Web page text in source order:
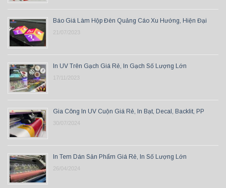
Báo Giá Làm Hộp Đèn Quảng Cáo Xu Hướng, Hiện Đại
21/07/2023
In UV Trên Gạch Giá Rẻ, In Gạch Số Lượng Lớn
17/11/2023
Gia Công In UV Cuộn Giá Rẻ, In Bạt, Decal, Backlit, PP
30/07/2024
In Tem Dán Sản Phẩm Giá Rẻ, In Số Lượng Lớn
26/04/2024